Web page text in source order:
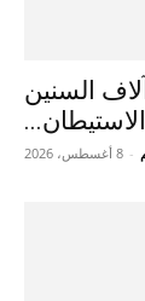
السنين
- 8 أغسطس، 2026